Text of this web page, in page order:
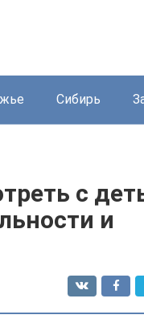
Сибирь
с
и